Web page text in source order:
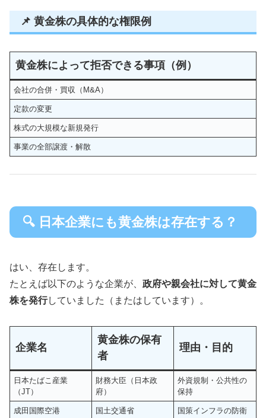
📌 黄金株の具体的な権限例
黄金株によって拒否できる事項（例）
会社の合併・買収（M&A）
定款の変更
株式の大規模な新規発行
事業の全部譲渡・解散
🔍 日本企業にも黄金株は存在する？
はい、存在します。
たとえば以下のような企業が、 政府や親会社に対して黄金
株を発行していました（またはしています）。
企業名
黄金株の保有
者
理由・目的
日本たばこ産業
（JT）
財務大臣（日本政
府）
外資規制・公共性の
保持
成田国際空港 国土交通省 国策インフラの防衛